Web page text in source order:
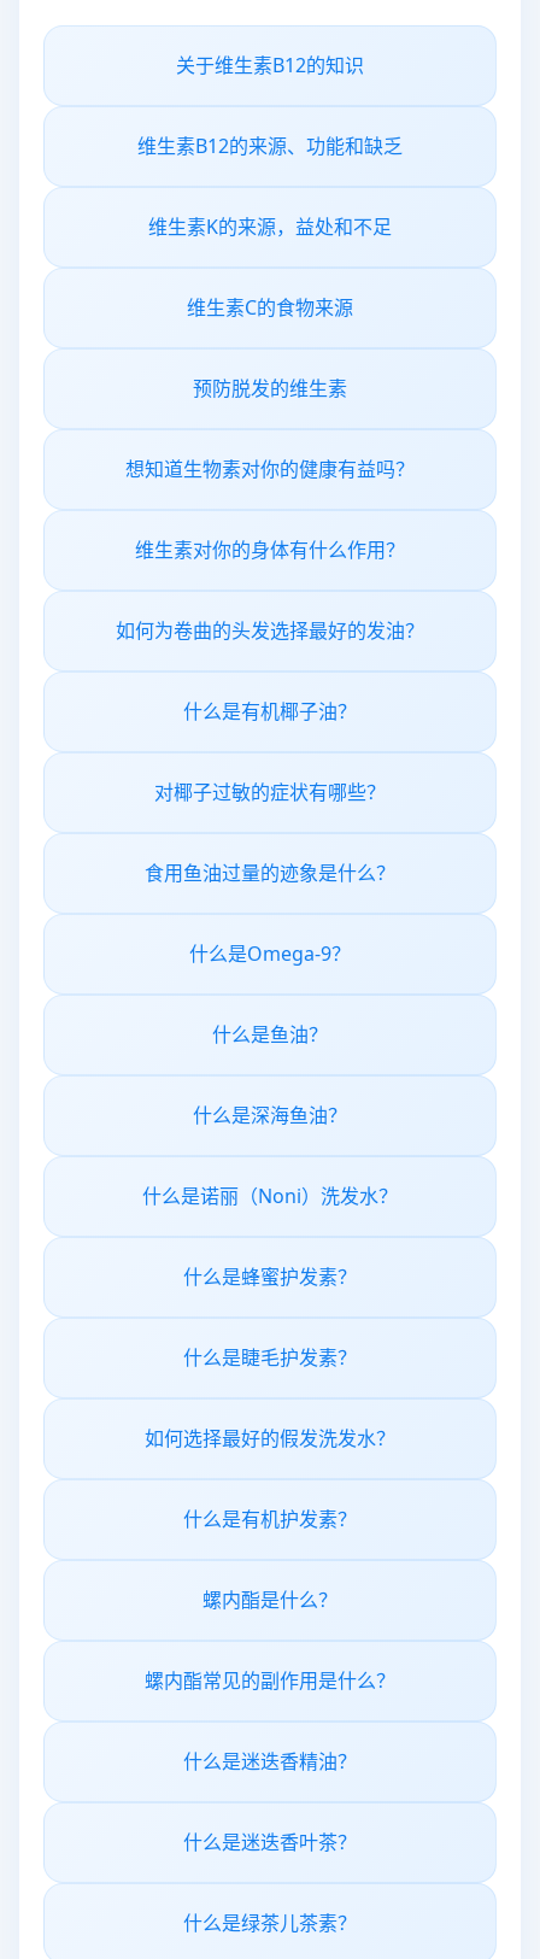
关于维生素B12的知识
维生素B12的来源、功能和缺乏
维生素K的来源，益处和不足
维生素C的食物来源
预防脱发的维生素
想知道生物素对你的健康有益吗？
维生素对你的身体有什么作用？
如何为卷曲的头发选择最好的发油？
什么是有机椰子油？
对椰子过敏的症状有哪些？
食用鱼油过量的迹象是什么？
什么是Omega-9？
什么是鱼油？
什么是深海鱼油？
什么是诺丽（Noni）洗发水？
什么是蜂蜜护发素？
什么是睫毛护发素？
如何选择最好的假发洗发水？
什么是有机护发素？
螺内酯是什么？
螺内酯常见的副作用是什么？
什么是迷迭香精油？
什么是迷迭香叶茶？
什么是绿茶儿茶素？